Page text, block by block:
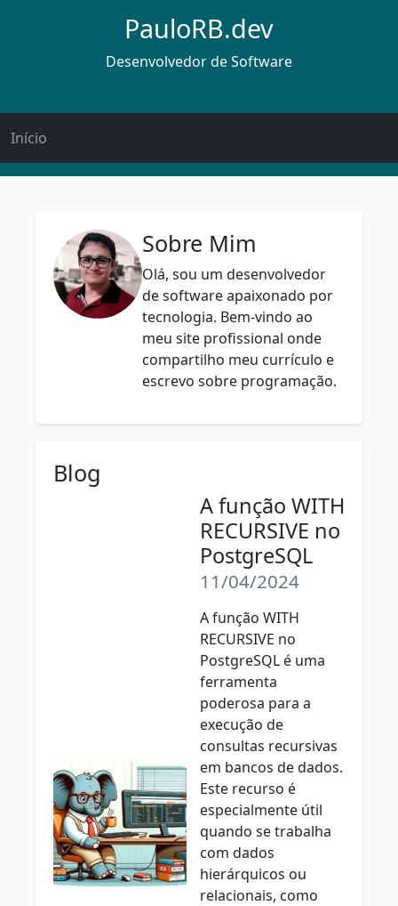
PauloRB.dev
Desenvolvedor de Software
Início
Sobre Mim
Olá, sou um desenvolvedor
de software apaixonado por
tecnologia. Bem-vindo ao
meu site profissional onde
compartilho meu currículo e
escrevo sobre programação.
Blog
A função WITH
RECURSIVE no
PostgreSQL
11/04/2024
A função WITH
RECURSIVE no
PostgreSQL é uma
ferramenta
poderosa para a
execução de
consultas recursivas
em bancos de dados.
Este recurso é
especialmente útil
quando se trabalha
com dados
hierárquicos ou
relacionais, como